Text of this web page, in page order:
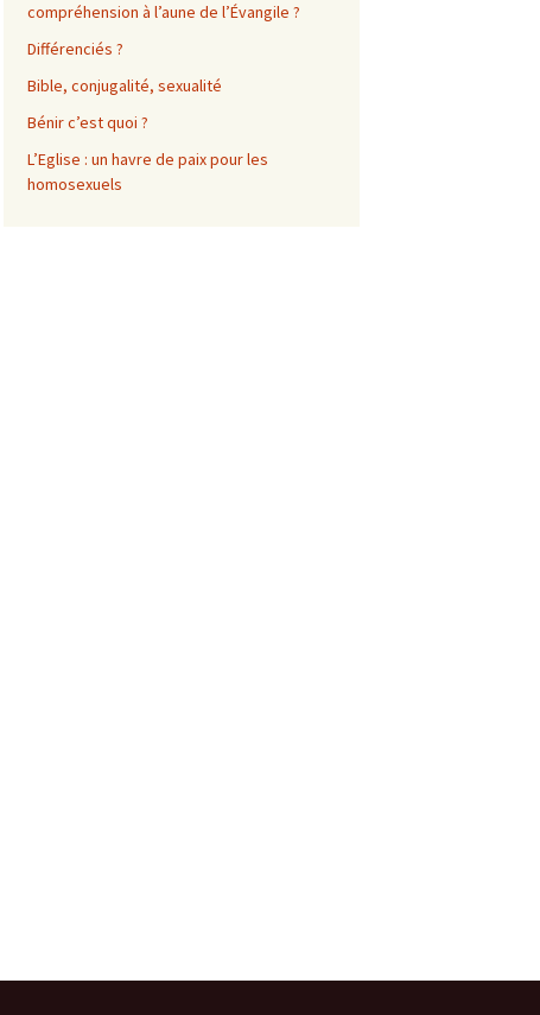
compréhension à l’aune de l’Évangile ?
Différenciés ?
Bible, conjugalité, sexualité
Bénir c’est quoi ?
L’Eglise : un havre de paix pour les
homosexuels